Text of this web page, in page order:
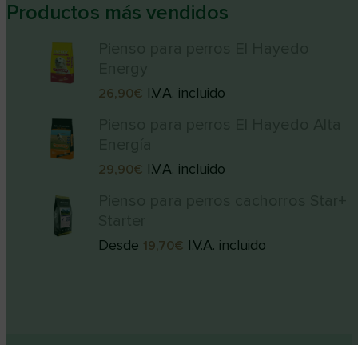
Productos más vendidos
26,90€ I.V.A. incluido
29,90€ I.V.A. incluido
Desde 19,70€ I.V.A. incluido